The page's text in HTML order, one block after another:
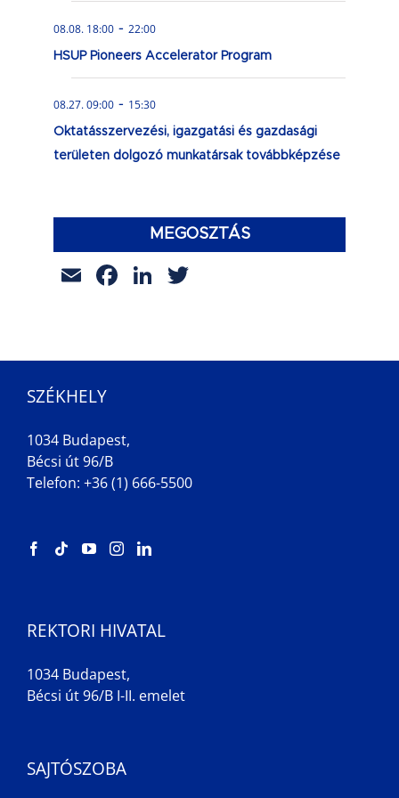
08.08. 18:00 - 22:00
HSUP Pioneers Accelerator Program
08.27. 09:00 - 15:30
Oktatásszervezési, igazgatási és gazdasági
területen dolgozó munkatársak továbbképzése
MEGOSZTÁS
EmailFacebook
LinkedIn
SZÉKHELY
1034 Budapest,
Bécsi út 96/B
Telefon: +36 (1) 666-5500
REKTORI HIVATAL
1034 Budapest,
Bécsi út 96/B I-II. emelet
SAJTÓSZOBA